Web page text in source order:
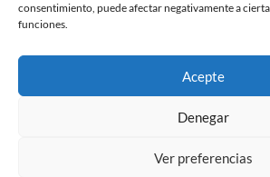
consentimiento, puede afectar negativamente a
funciones.
Acepte
Denegar
Ver preferencias
© 1998 - 2026 MegaGames.com All